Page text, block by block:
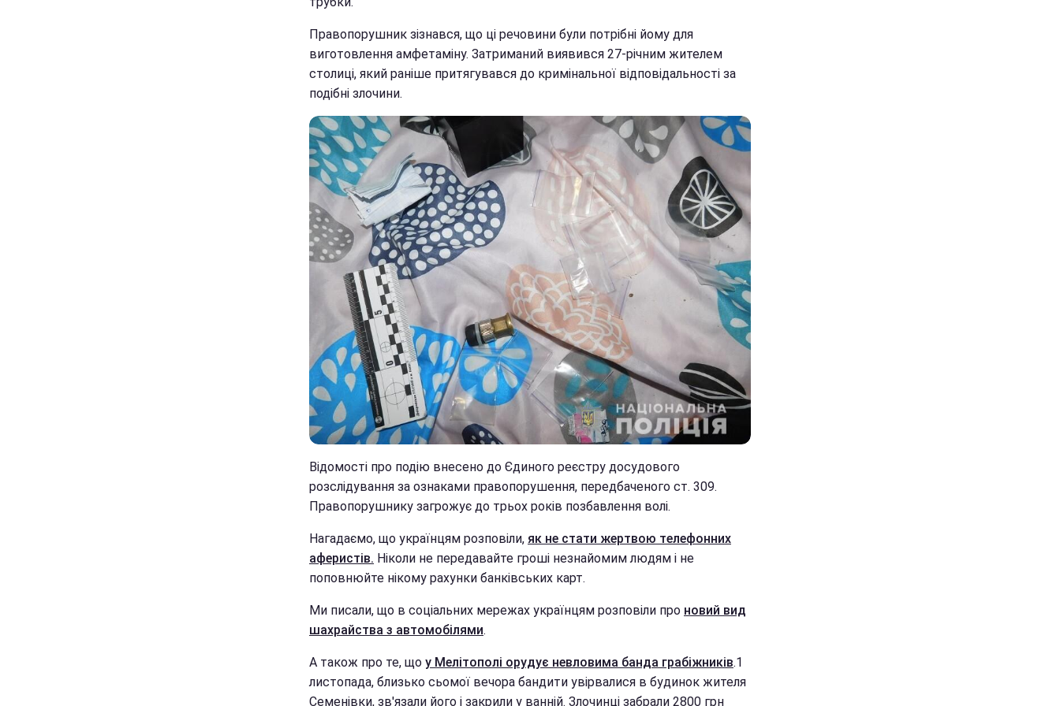
Правопорушник зізнався, що ці речовини були потрібні йому для
виготовлення амфетаміну. Затриманий виявився 27-річним жителем
столиці, який раніше притягувався до кримінальної відповідальності за
подібні злочини.
Відомості про подію внесено до Єдиного реєстру досудового
розслідування за ознаками правопорушення, передбаченого ст. 309.
Правопорушнику загрожує до трьох років позбавлення волі.
Нагадаємо, що українцям розповіли, як не стати жертвою телефонних
аферистів. Ніколи не передавайте гроші незнайомим людям і не
поповнюйте нікому рахунки банківських карт.
Ми писали, що в соціальних мережах українцям розповіли про новий вид
шахрайства з автомобілями.
А також про те, що у Мелітополі орудує невловима банда грабіжників.1
листопада, близько сьомої вечора бандити увірвалися в будинок жителя
Семенівки, зв'язали його і закрили у ванній. Злочинці забрали 2800 грн